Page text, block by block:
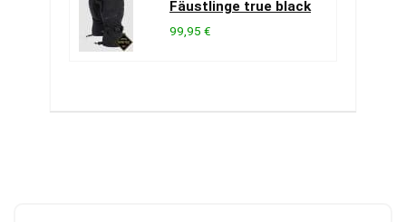
Fäustlinge true black
99,95 €